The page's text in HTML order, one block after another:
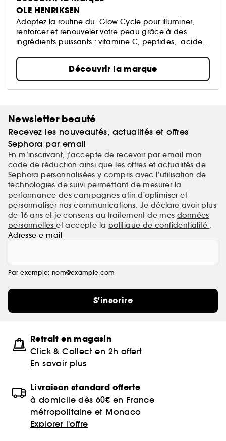
OLE HENRIKSEN
Adoptez la routine du Glow Cycle pour illuminer,
renforcer et renouveler votre peau grâce à des
ingrédients puissants : vitamine C, peptides, acides
Découvrir la marque
Newsletter beauté
Recevez les nouveautés, actualités et offres
Sephora par email
En m’inscrivant, j’accepte de recevoir par email mon
code de réduction ainsi que les offres et actualités de
Sephora personnalisées y compris avec l’utilisation de
technologies de suivi permettant de mesurer la
performance des campagnes afin d'optimiser et
personnaliser nos communications. Je déclare avoir plus
de 16 ans et je consens au traitement de mes données
personnelleset accepte la politique de confidentialité .
Adresse e-mail
Par exemple: nom@example.com
S'inscrire
Retrait en magasin
Click & Collect en 2h offert
En savoir plus
Livraison standard offerte
à domicile dès 60€ en France
métropolitaine et Monaco
Explorer l'offre